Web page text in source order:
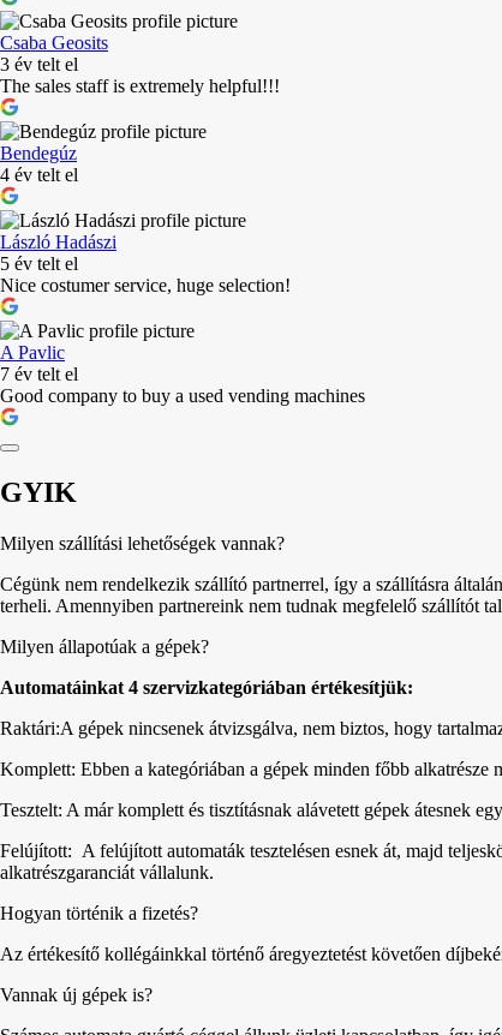
Csaba Geosits
3 év telt el
The sales staff is extremely helpful!!!
Bendegúz
4 év telt el
László Hadászi
5 év telt el
Nice costumer service, huge selection!
A Pavlic
7 év telt el
Good company to buy a used vending machines
GYIK
Milyen szállítási lehetőségek vannak?
Cégünk nem rendelkezik szállító partnerrel, így a szállításra
terheli. Amennyiben partnereink nem tudnak megfelelő szállítót
Milyen állapotúak a gépek?
Automatáinkat 4 szervizkategóriában értékesítjük:
Raktári:A gépek nincsenek átvizsgálva, nem biztos, hogy
Komplett: Ebben a kategóriában a gépek minden főbb alkatrésze
Tesztelt: A már komplett és tisztításnak alávetett gépek átesnek
Felújított: A felújított automaták tesztelésen esnek át, majd
alkatrészgaranciát vállalunk.
Hogyan történik a fizetés?
Az értékesítő kollégáinkkal történő áregyeztetést követően
Vannak új gépek is?